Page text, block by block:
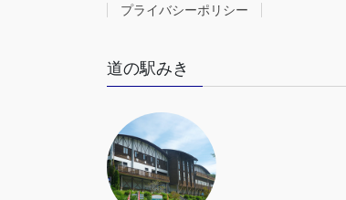
プライバシーポリシー
道の駅みき